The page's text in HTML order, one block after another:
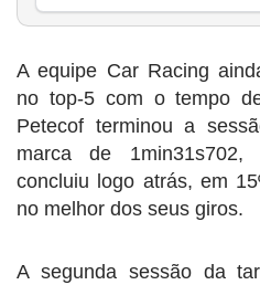
A equipe Car Racing
no top-5 com o tempo
Petecof terminou a
marca de 1min31s702,
concluiu logo atrás, em
no melhor dos seus giros.
A segunda sessão da